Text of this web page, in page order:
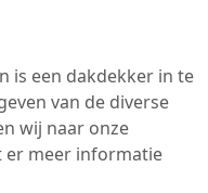
is een dakdekker in te
van de diverse
wij naar onze
er meer informatie